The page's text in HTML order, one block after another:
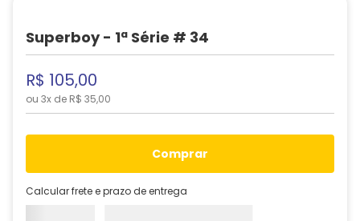
Superboy - 1ª Série # 34
R$ 105,00
ou 3x de R$ 35,00
comprar
Calcular frete e prazo de entrega